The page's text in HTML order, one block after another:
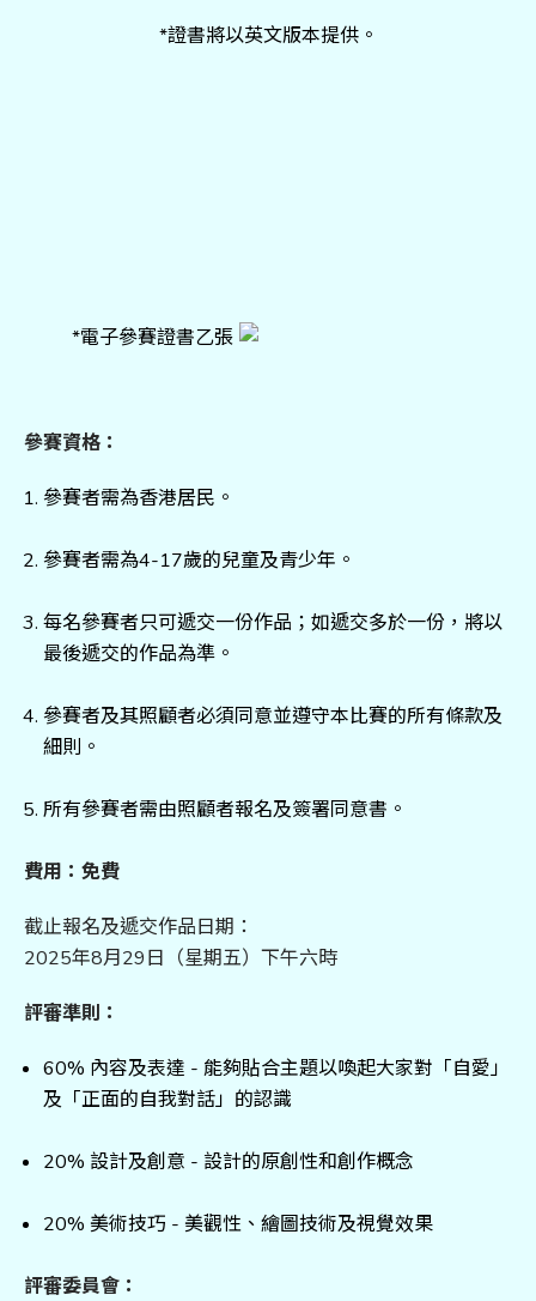
*證書將以英文版本提供。
*電子參賽證書乙張
參賽資格：
參賽者需為香港居民。
參賽者需為4-17歲的兒童及青少年。
每名參賽者只可遞交一份作品；如遞交多於一份，將以
最後遞交的作品為準。
參賽者及其照顧者必須同意並遵守本比賽的所有條款及
細則。
所有參賽者需由照顧者報名及簽署同意書。
費用：免費
截止報名及遞交作品日期：
2025年8月29日（星期五）下午六時
評審準則：
60% 內容及表達 - 能夠貼合主題以喚起大家對「自愛」
及「正面的自我對話」的認識
20% 設計及創意 - 設計的原創性和創作概念
20% 美術技巧 - 美觀性、繪圖技術及視覺效果
評審委員會：